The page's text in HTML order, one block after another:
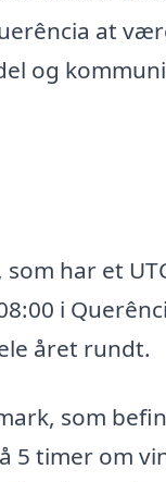
at
og
har et
i
året rundt.
som
5 timer om